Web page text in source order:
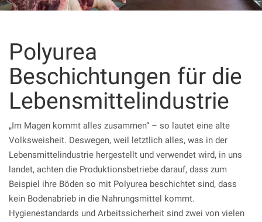
Polyurea
Beschichtungen für die
Lebensmittelindustrie
„Im Magen kommt alles zusammen“ – so lautet eine alte
Volksweisheit. Deswegen, weil letztlich alles, was in der
Lebensmittelindustrie hergestellt und verwendet wird, in uns
landet, achten die Produktionsbetriebe darauf, dass zum
Beispiel ihre Böden so mit Polyurea beschichtet sind, dass
kein Bodenabrieb in die Nahrungsmittel kommt.
Hygienestandards und Arbeitssicherheit sind zwei von vielen